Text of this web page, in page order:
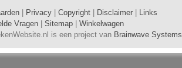
Privacy Copyright Disclaimer
Links
Vragen Sitemap
Winkelwagen
is een project van Brainwave Systems